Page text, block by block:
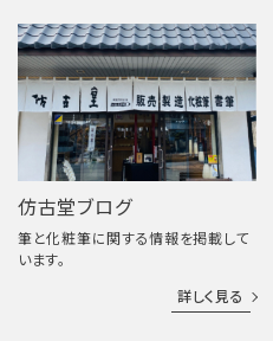
仿古堂ブログ
筆と化粧筆に関する情報を掲載して
います。
詳しく見る